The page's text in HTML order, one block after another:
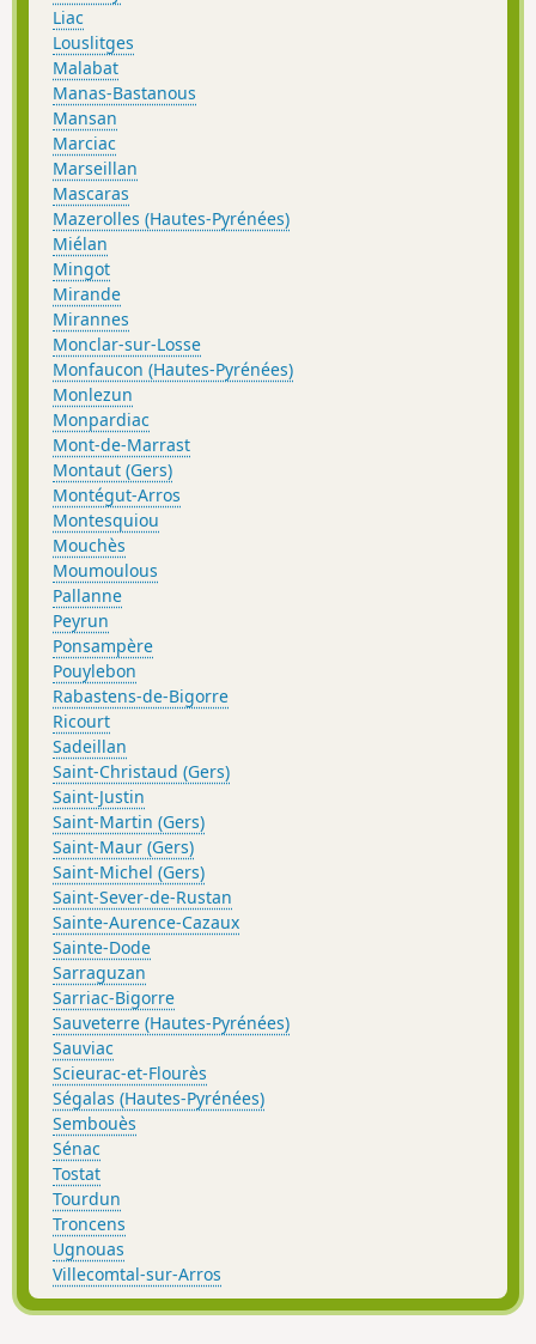
Liac
Louslitges
Malabat
Manas-Bastanous
Mansan
Marciac
Marseillan
Mascaras
Mazerolles (Hautes-Pyrénées)
Miélan
Mingot
Mirande
Mirannes
Monclar-sur-Losse
Monfaucon (Hautes-Pyrénées)
Monlezun
Monpardiac
Mont-de-Marrast
Montaut (Gers)
Montégut-Arros
Montesquiou
Mouchès
Moumoulous
Pallanne
Peyrun
Ponsampère
Pouylebon
Rabastens-de-Bigorre
Ricourt
Sadeillan
Saint-Christaud (Gers)
Saint-Justin
Saint-Martin (Gers)
Saint-Maur (Gers)
Saint-Michel (Gers)
Saint-Sever-de-Rustan
Sainte-Aurence-Cazaux
Sainte-Dode
Sarraguzan
Sarriac-Bigorre
Sauveterre (Hautes-Pyrénées)
Sauviac
Scieurac-et-Flourès
Ségalas (Hautes-Pyrénées)
Sembouès
Sénac
Tostat
Tourdun
Troncens
Ugnouas
Villecomtal-sur-Arros